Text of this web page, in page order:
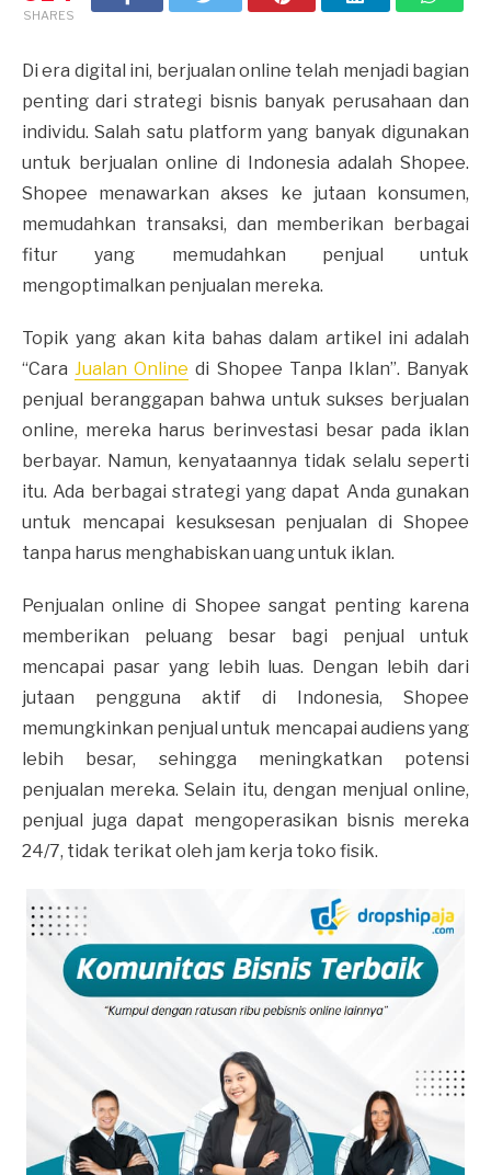
SHARES
Di era digital ini, berjualan online telah menjadi bagian
penting dari strategi bisnis banyak perusahaan dan
individu. Salah satu platform yang banyak digunakan
untuk berjualan online di Indonesia adalah Shopee.
Shopee menawarkan akses ke jutaan konsumen,
memudahkan transaksi, dan memberikan berbagai
fitur yang memudahkan penjual untuk
mengoptimalkan penjualan mereka.
Topik yang akan kita bahas dalam artikel ini adalah
“CaraJualan Online di Shopee Tanpa Iklan”. Banyak
penjual beranggapan bahwa untuk sukses berjualan
online, mereka harus berinvestasi besar pada iklan
berbayar. Namun, kenyataannya tidak selalu seperti
itu. Ada berbagai strategi yang dapat Anda gunakan
untuk mencapai kesuksesan penjualan di Shopee
tanpa harus menghabiskan uang untuk iklan.
Penjualan online di Shopee sangat penting karena
memberikan peluang besar bagi penjual untuk
mencapai pasar yang lebih luas. Dengan lebih dari
jutaan pengguna aktif di Indonesia, Shopee
memungkinkan penjual untuk mencapai audiens yang
lebih besar, sehingga meningkatkan potensi
penjualan mereka. Selain itu, dengan menjual online,
penjual juga dapat mengoperasikan bisnis mereka
24/7, tidak terikat oleh jam kerja toko fisik.